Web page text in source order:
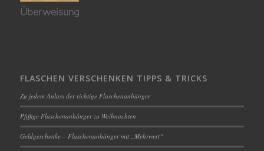
Überweisung
FLASCHEN VERSCHENKEN TIPPS & TRICKS
Zu jedem Anlass der richtige Flaschenanhänger
Pfiffige Flaschenanhänger zu Weihnachten
Geldgeschenke – Flaschenanhänger mit „Mehrwert“